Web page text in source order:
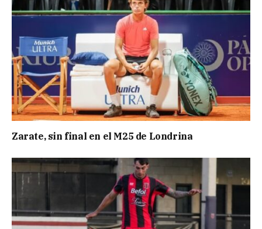
Zarate, sin final en el M25 de Londrina